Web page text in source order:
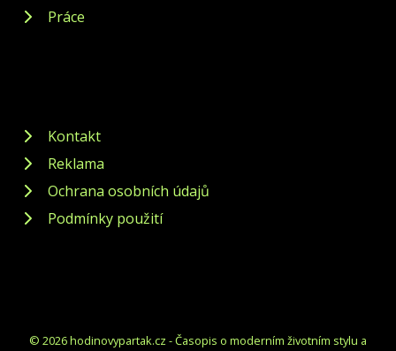
Práce
Kontakt
Reklama
Ochrana osobních údajů
Podmínky použití
© 2026 hodinovypartak.cz - Časopis o moderním životním stylu a